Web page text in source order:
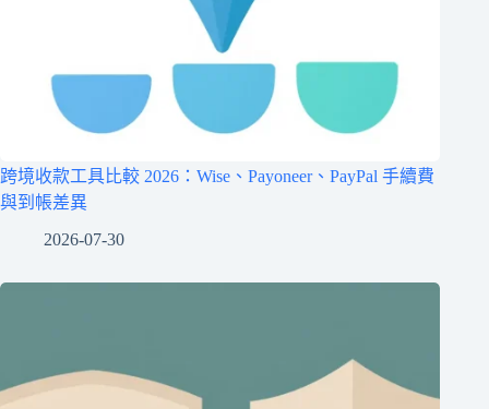
跨境收款工具比較 2026：Wise、Payoneer、PayPal 手續費
與到帳差異
2026-07-30